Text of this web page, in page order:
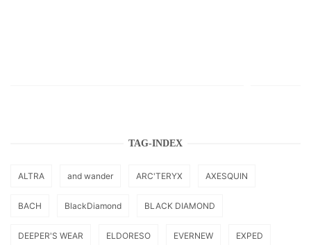
TAG-INDEX
ALTRA and wander ARC'TERYX AXESQUIN
BACH BlackDiamond BLACK DIAMOND
DEEPER'S WEAR ELDORESO EVERNEW EXPED